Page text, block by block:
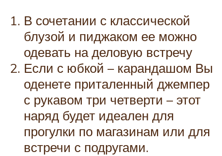
В сочетании с классической
блузой и пиджаком ее можно
одевать на деловую встречу
Если с юбкой – карандашом Вы
оденете приталенный джемпер
с рукавом три четверти – этот
наряд будет идеален для
прогулки по магазинам или для
встречи с подругами.